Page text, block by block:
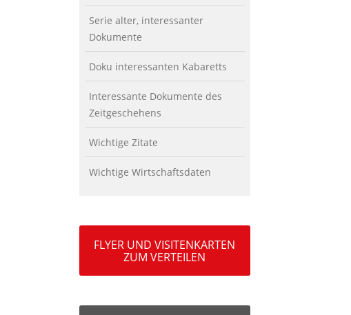
Serie alter, interessanter
Dokumente
Doku interessanten Kabaretts
Interessante Dokumente des
Zeitgeschehens
Wichtige Zitate
Wichtige Wirtschaftsdaten
FLYER UND VISITENKARTEN
ZUM VERTEILEN